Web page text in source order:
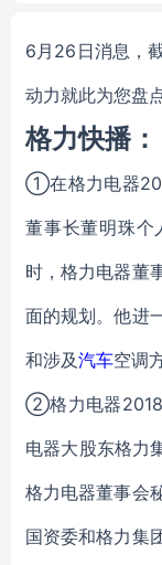
6月26日消息，
动力就此为您盘
格力快播：
①在格力电器
董事长董明珠个
时，格力电器董
面的规划。他进
和涉及汽车空调
②格力电器2018
电器大股东格力
格力电器董事会
国资委和格力集